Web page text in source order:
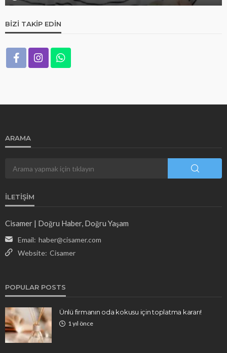
BIZI TAKIP EDIN
ARAMA
İLETIŞIM
Cisamer | Doğru Haber, Doğru Yaşam
Email: haber@cisamer.com
Website: Cisamer
POPULAR POSTS
Ünlü firmanın oda kokusu için toplatma kararı!
1 yıl önce